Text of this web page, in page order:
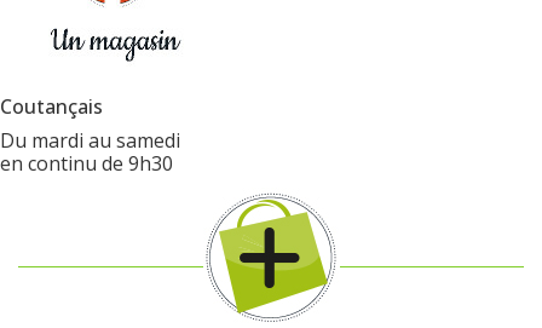
Coutançais
Du mardi au samedi
en continu de 9h30